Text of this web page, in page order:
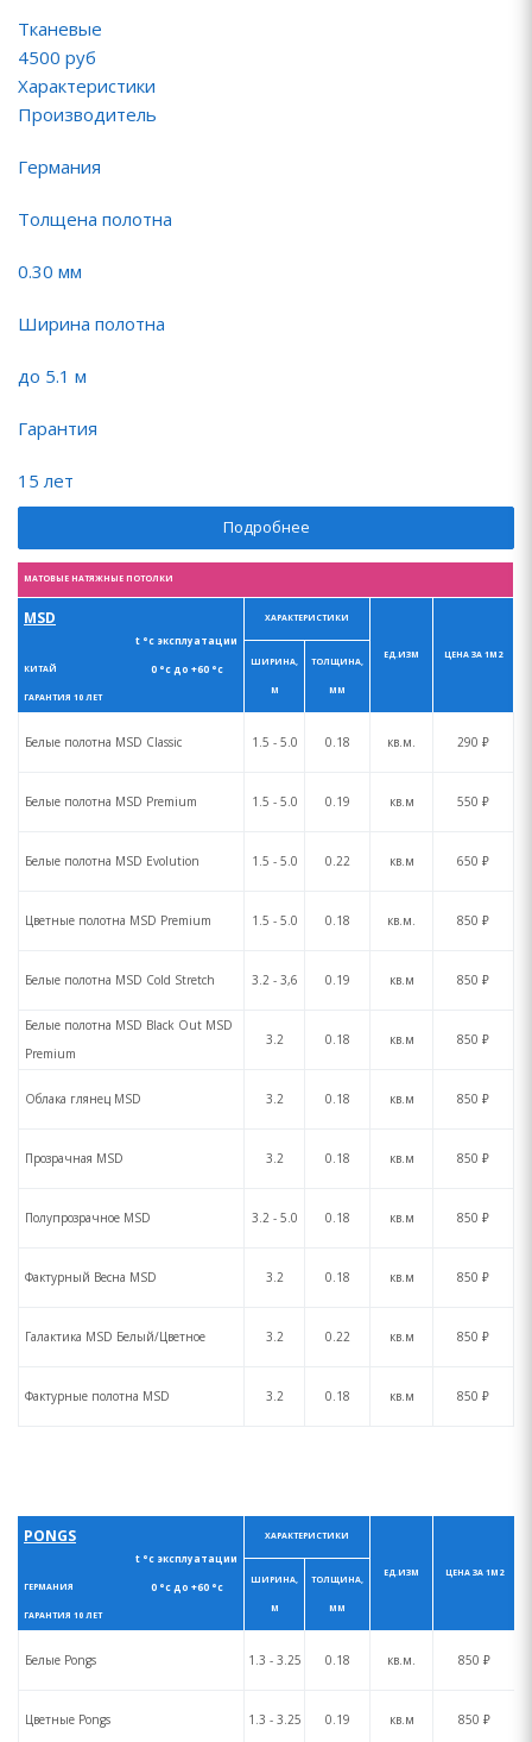
Тканевые
4500 руб
Характеристики
Производитель
Германия
Толщена полотна
0.30 мм
Ширина полотна
до 5.1 м
Гарантия
15 лет
Подробнее
МАТОВЫЕ НАТЯЖНЫЕ ПОТОЛКИ
MSD
t °с эксплуатации
0 °с до +60 °с
КИТАЙ
ГАРАНТИЯ 10 ЛЕТ
ХАРАКТЕРИСТИКИ
ЕД.ИЗМ ЦЕНА ЗА 1М2
ШИРИНА,
М
ТОЛЩИНА,
ММ
Белые полотна MSD Сlassic 1.5 - 5.0 0.18 кв.м. 290 ₽
Белые полотна MSD Premium 1.5 - 5.0 0.19 кв.м 550 ₽
Белые полотна MSD Evolution 1.5 - 5.0 0.22 кв.м 650 ₽
Цветные полотна MSD Premium 1.5 - 5.0 0.18 кв.м. 850 ₽
Белые полотна MSD Cold Stretch 3.2 - 3,6 0.19 кв.м 850 ₽
Белые полотна MSD Black Out MSD
Premium
3.2 0.18 кв.м 850 ₽
Облака глянец MSD 3.2 0.18 кв.м 850 ₽
Прозрачная MSD 3.2 0.18 кв.м 850 ₽
Полупрозрачное MSD 3.2 - 5.0 0.18 кв.м 850 ₽
Фактурный Весна MSD 3.2 0.18 кв.м 850 ₽
Галактика MSD Белый/Цветное 3.2 0.22 кв.м 850 ₽
Фактурные полотна MSD 3.2 0.18 кв.м 850 ₽
PONGS
t °с эксплуатации
0 °с до +60 °с
ГЕРМАНИЯ
ГАРАНТИЯ 10 ЛЕТ
ХАРАКТЕРИСТИКИ
ЕД.ИЗМ ЦЕНА ЗА 1М2
ШИРИНА,
М
ТОЛЩИНА,
ММ
Белые Pongs 1.3 - 3.25 0.18 кв.м. 850 ₽
Цветные Pongs 1.3 - 3.25 0.19 кв.м 850 ₽